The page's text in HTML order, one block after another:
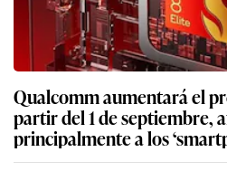
Qualcomm aumentará el
partir del 1 de septiembre,
principalmente a los